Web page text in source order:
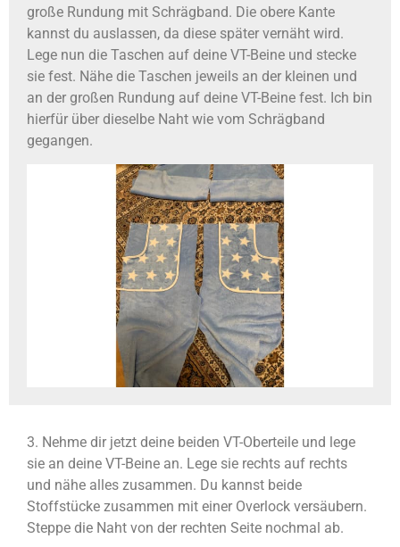
große Rundung mit Schrägband. Die obere Kante
kannst du auslassen, da diese später vernäht wird.
Lege nun die Taschen auf deine VT-Beine und stecke
sie fest. Nähe die Taschen jeweils an der kleinen und
an der großen Rundung auf deine VT-Beine fest. Ich bin
hierfür über dieselbe Naht wie vom Schrägband
gegangen.
3. Nehme dir jetzt deine beiden VT-Oberteile und lege
sie an deine VT-Beine an. Lege sie rechts auf rechts
und nähe alles zusammen. Du kannst beide
Stoffstücke zusammen mit einer Overlock versäubern.
Steppe die Naht von der rechten Seite nochmal ab.